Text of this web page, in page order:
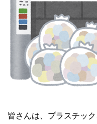
皆さんは、プラスチッ